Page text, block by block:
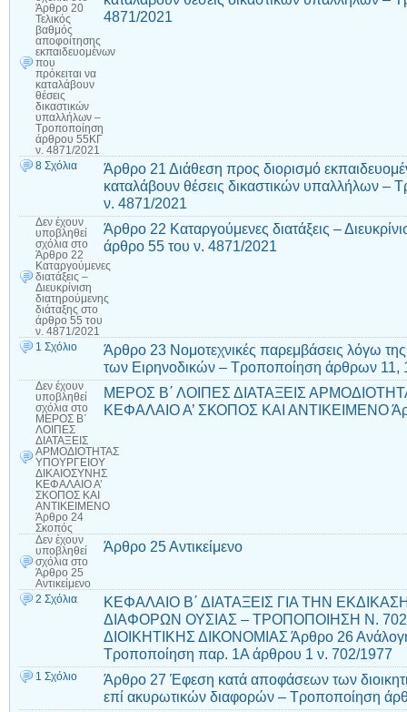
Άρθρο 20
Τελικός
βαθμός
αποφοίτησης
εκπαιδευομένων
που
πρόκειται να
καταλάβουν
θέσεις
δικαστικών
υπαλλήλων –
Τροποποίηση
άρθρου 55ΚΓ
ν. 4871/2021
4871/2021
8 Σχόλια
Άρθρο 21 Διάθεση προς διορισμό
καταλάβουν θέσεις δικαστικών υπαλλήλων
ν. 4871/2021
Δεν έχουν
υποβληθεί
σχόλια στο
Άρθρο 22
Καταργούμενες
διατάξεις –
Διευκρίνιση
διατηρούμενης
διάταξης στο
άρθρο 55 του
ν. 4871/2021
Άρθρο 22 Καταργούμενες διατάξεις –
άρθρο 55 του ν. 4871/2021
1 Σχόλιο
Άρθρο 23 Νομοτεχνικές παρεμβάσεις λόγω
των Ειρηνοδικών – Τροποποίηση άρθρων 11,
Δεν έχουν
υποβληθεί
σχόλια στο
ΜΕΡΟΣ Β΄
ΛΟΙΠΕΣ
ΔΙΑΤΑΞΕΙΣ
ΑΡΜΟΔΙΟΤΗΤΑΣ
ΥΠΟΥΡΓΕΙΟΥ
ΔΙΚΑΙΟΣΥΝΗΣ
ΚΕΦΑΛΑΙΟ Α’
ΣΚΟΠΟΣ ΚΑΙ
ΑΝΤΙΚΕΙΜΕΝΟ
Άρθρο 24
Σκοπός
ΜΕΡΟΣ Β΄ ΛΟΙΠΕΣ ΔΙΑΤΑΞΕΙΣ
ΚΕΦΑΛΑΙΟ Α’ ΣΚΟΠΟΣ ΚΑΙ ΑΝΤΙΚΕΙΜΕΝΟ
Δεν έχουν
υποβληθεί
σχόλια στο
Άρθρο 25
Αντικείμενο
Άρθρο 25 Αντικείμενο
2 Σχόλια
ΚΕΦΑΛΑΙΟ Β΄ ΔΙΑΤΑΞΕΙΣ ΓΙΑ ΤΗΝ
ΔΙΑΦΟΡΩΝ ΟΥΣΙΑΣ – ΤΡΟΠΟΠΟΙΗΣΗ Ν. 702/
ΔΙΟΙΚΗΤΙΚΗΣ ΔΙΚΟΝΟΜΙΑΣ Άρθρο 26
Τροποποίηση παρ. 1Α άρθρου 1 ν. 702/1977
1 Σχόλιο
Άρθρο 27 Έφεση κατά αποφάσεων των
επί ακυρωτικών διαφορών – Τροποποίηση